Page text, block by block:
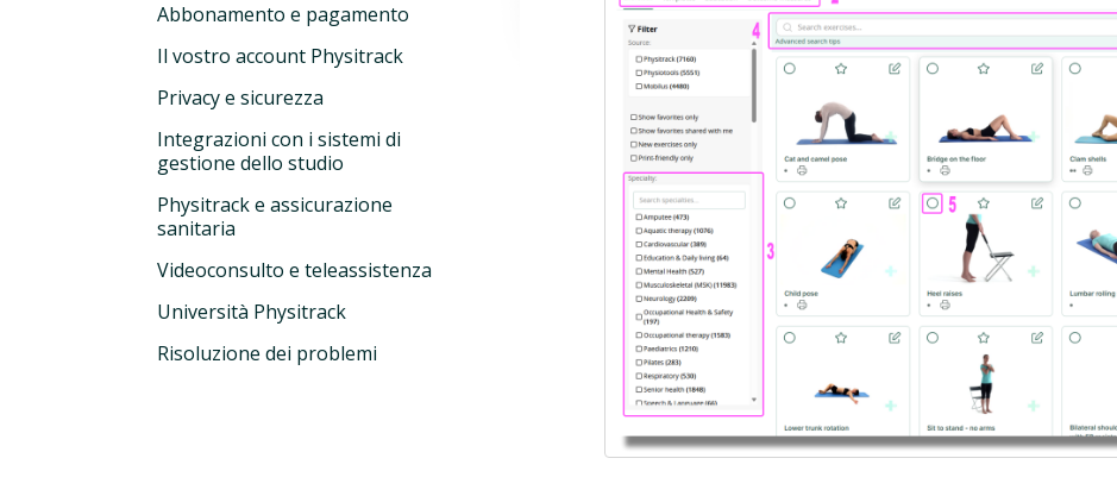
Abbonamento e pagamento
Il vostro account Physitrack
Privacy e sicurezza
Integrazioni con i sistemi di
gestione dello studio
Physitrack e assicurazione
sanitaria
Videoconsulto e teleassistenza
Università Physitrack
Risoluzione dei problemi